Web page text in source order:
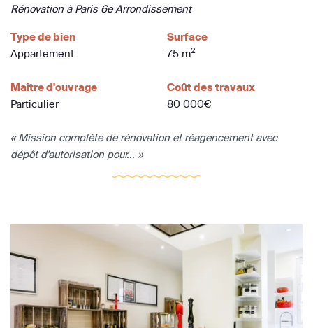
Rénovation à Paris 6e Arrondissement
Type de bien
Appartement
Surface
75 m2
Maître d'ouvrage
Particulier
Coût des travaux
80 000€
« Mission complète de rénovation et réagencement avec
dépôt d'autorisation pour... »